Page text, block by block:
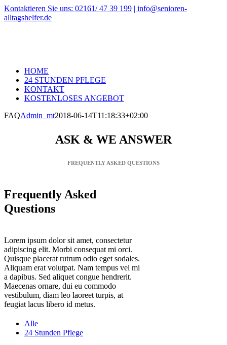
Zum
Inhalt
Kontaktieren Sie uns: 02161/ 47 39 199 | info@senioren-
alltagshelfer.de
HOME
24 STUNDEN PFLEGE
KONTAKT
KOSTENLOSES ANGEBOT
FAQAdmin_mt2018-06-14T11:18:33+02:00
ASK & WE ANSWER
FREQUENTLY ASKED QUESTIONS
Frequently Asked
Questions
Lorem ipsum dolor sit amet, consectetur
adipiscing elit. Morbi consequat mi orci.
Quisque placerat rutrum odio eget sodales.
Aliquam erat volutpat. Nam tempus vel mi
a dapibus. Sed aliquet congue hendrerit.
Maecenas ornare, dui eu commodo
vestibulum, diam leo laoreet turpis, at
feugiat lacus libero id metus.
Alle
24 Stunden Pflege